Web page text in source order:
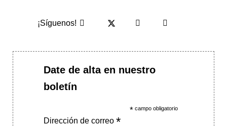
¡Síguenos!
Date de alta en nuestro
boletín
* campo obligatorio
Dirección de correo *